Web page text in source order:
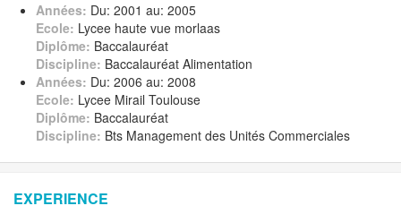
Années: Du: 2001 au: 2005
Ecole: Lycee haute vue morlaas
Diplôme: Baccalauréat
Discipline: Baccalauréat Alimentation
Années: Du: 2006 au: 2008
Ecole: Lycee Mirail Toulouse
Diplôme: Baccalauréat
Discipline: Bts Management des Unités Commerciales
EXPERIENCE